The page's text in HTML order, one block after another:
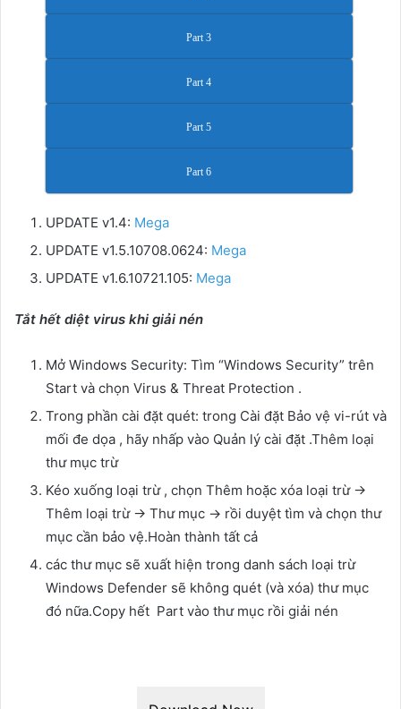
Part 3
Part 4
Part 5
Part 6
UPDATE v1.4: Mega
UPDATE v1.5.10708.0624: Mega
UPDATE v1.6.10721.105: Mega
Tắt hết diệt virus khi giải nén
Mở Windows Security: Tìm “Windows Security” trên
Start và chọn Virus & Threat Protection .
Trong phần cài đặt quét: trong Cài đặt Bảo vệ vi-rút và
mối đe dọa , hãy nhấp vào Quản lý cài đặt .Thêm loại
thư mục trừ
Kéo xuống loại trừ , chọn Thêm hoặc xóa loại trừ →
Thêm loại trừ → Thư mục → rồi duyệt tìm và chọn thư
mục cần bảo vệ.Hoàn thành tất cả
các thư mục sẽ xuất hiện trong danh sách loại trừ
Windows Defender sẽ không quét (và xóa) thư mục
đó nữa.Copy hết Part vào thư mục rồi giải nén